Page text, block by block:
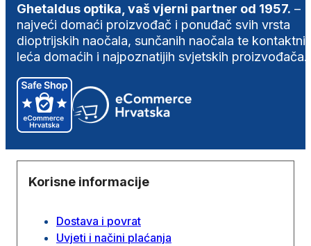
Ghetaldus optika, vaš vjerni partner od 1957. –
najveći domaći proizvođač i ponuđač svih vrsta
dioptrijskih naočala, sunčanih naočala te
leća domaćih i najpoznatijih svjetskih proizvođača.
Korisne informacije
Dostava i povrat
Uvjeti i načini plaćanja